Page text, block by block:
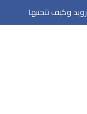
وكيف تتجنبها